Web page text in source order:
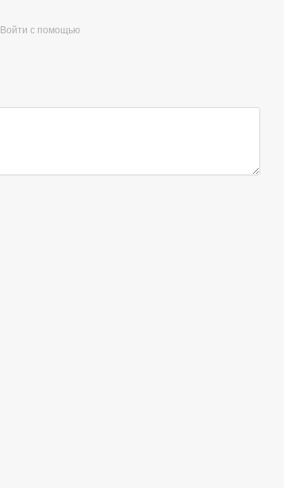
Войти с помощью